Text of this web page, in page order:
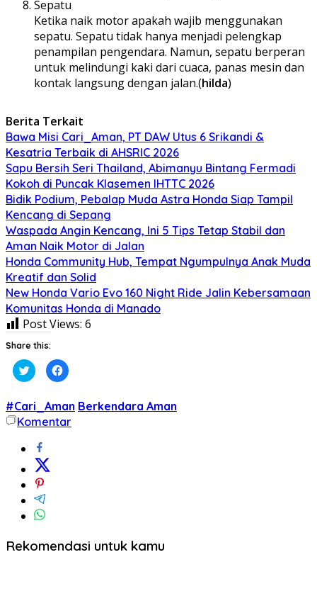
Sepatu
Ketika naik motor apakah wajib menggunakan
sepatu. Sepatu tidak hanya menjadi pelengkap
penampilan pengendara. Namun, sepatu berperan
untuk melindungi kaki dari cuaca, panas mesin dan
kontak langsung dengan jalan.(hilda)
Berita Terkait
Bawa Misi Cari_Aman, PT DAW Utus 6 Srikandi &
Kesatria Terbaik di AHSRIC 2026
Sapu Bersih Seri Thailand, Abimanyu Bintang Fermadi
Kokoh di Puncak Klasemen IHTTC 2026
Bidik Podium, Pebalap Muda Astra Honda Siap Tampil
Kencang di Sepang
Waspada Angin Kencang, Ini 5 Tips Tetap Stabil dan
Aman Naik Motor di Jalan
Honda Community Hub, Tempat Ngumpulnya Anak Muda
Kreatif dan Solid
New Honda Vario Evo 160 Night Ride Jalin Kebersamaan
Komunitas Honda di Manado
Post Views: 6
Share this:
Klik
untuk
berbagi
Twitter(Membuka
di
jendela
yang
Klik
untuk
Facebook(Membuka
di
jendela
yang
#Cari_Aman Berkendara Aman
Komentar
Rekomendasi untuk kamu